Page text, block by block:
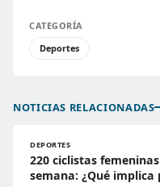
CATEGORÍA
Deportes
NOTICIAS RELACIONADAS
DEPORTES
220 ciclistas
semana: ¿Qué implica